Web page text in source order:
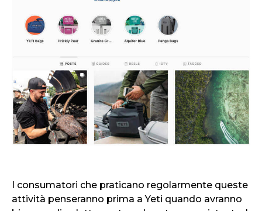
I consumatori che praticano regolarmente queste
attività penseranno prima a Yeti quando avranno